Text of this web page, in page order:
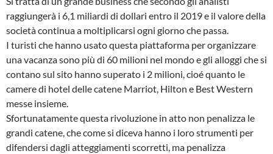
raggiungerà i 6,1 miliardi di dollari entro il 2019 e il valore della
società continua a moltiplicarsi ogni giorno che passa.
I turisti che hanno usato questa piattaforma per organizzare
una vacanza sono più di 60 milioni nel mondo e gli alloggi che si
contano sul sito hanno superato i 2 milioni, cioé quanto le
camere di hotel delle catene Marriot, Hilton e Best Western
messe insieme.
Sfortunatamente questa rivoluzione in atto non penalizza le
grandi catene, che come si diceva hanno i loro strumenti per
difendersi dagli atteggiamenti scorretti, ma penalizza